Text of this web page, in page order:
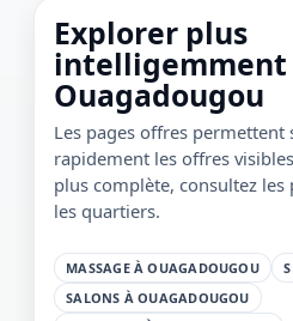
Explorer plus
intelligemment
Ouagadougou
Les pages offres
rapidement les offres
plus complète, consultez les
les quartiers.
MASSAGE À OUAGADOUGOU
SALONS À OUAGADOUGOU